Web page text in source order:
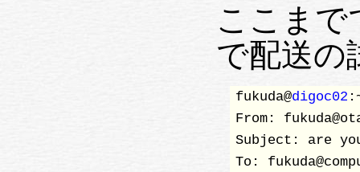
ここまで
で配送の
fukuda@digoc02
From:
Subject: are
To: